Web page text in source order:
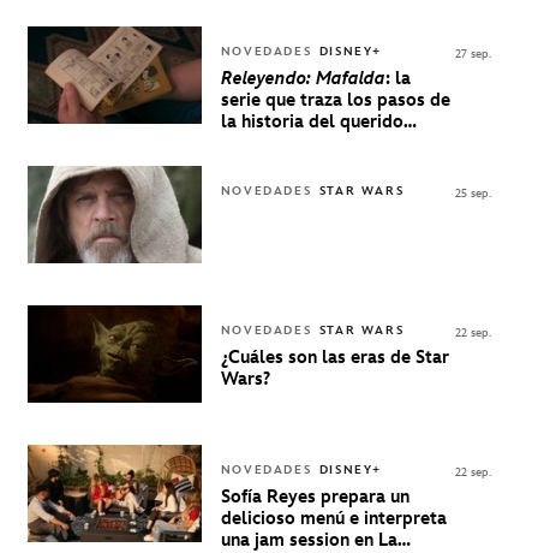
NOVEDADES DISNEY+
Releyendo: Mafalda: la
serie que traza los pasos de
la historia del querido
27 sep.
NOVEDADES STAR WARS 25 sep.
NOVEDADES STAR WARS
¿Cuáles son las eras de Star
Wars?
22 sep.
NOVEDADES DISNEY+
Sofía Reyes prepara un
delicioso menú e interpreta
una jam session en La
22 sep.